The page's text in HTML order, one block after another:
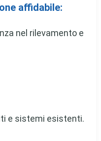
affidabile:
nel rilevamento e
e sistemi esistenti.